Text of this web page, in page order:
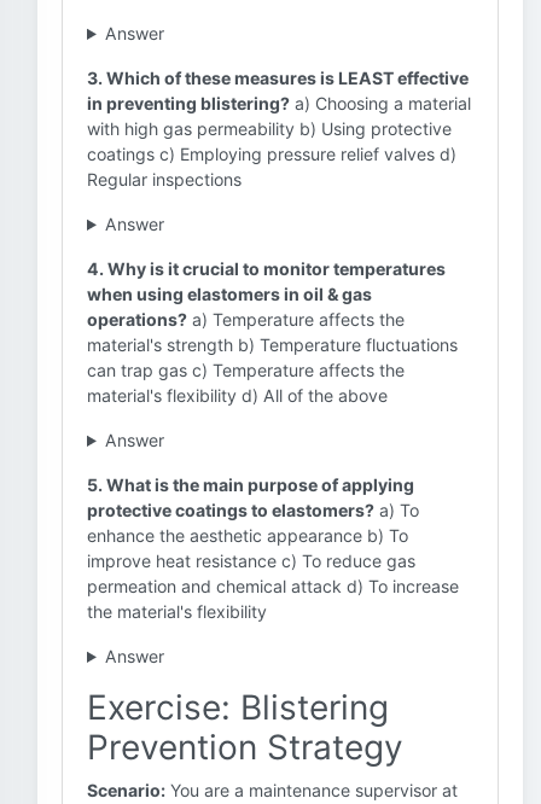
Answer
3. Which of these measures is LEAST effective
in preventing blistering? a) Choosing a material
with high gas permeability b) Using protective
coatings c) Employing pressure relief valves d)
Regular inspections
Answer
4. Why is it crucial to monitor temperatures
when using elastomers in oil & gas
operations? a) Temperature affects the
material's strength b) Temperature fluctuations
can trap gas c) Temperature affects the
material's flexibility d) All of the above
Answer
5. What is the main purpose of applying
protective coatings to elastomers? a) To
enhance the aesthetic appearance b) To
improve heat resistance c) To reduce gas
permeation and chemical attack d) To increase
the material's flexibility
Answer
Exercise: Blistering
Prevention Strategy
Scenario: You are a maintenance supervisor at